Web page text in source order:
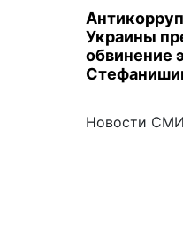
Украины
обвинение
Новости